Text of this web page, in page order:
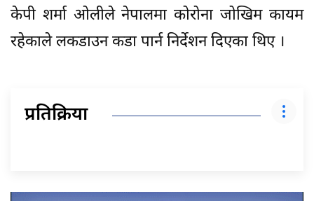
केपी शर्मा ओलीले नेपालमा कोरोना जोखिम कायम
रहेकाले लकडाउन कडा पार्न निर्देशन दिएका थिए ।
प्रतिक्रिया